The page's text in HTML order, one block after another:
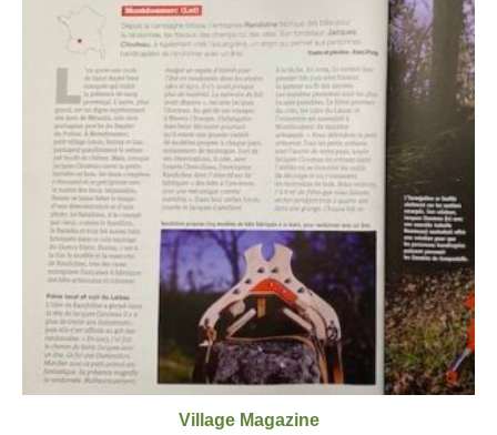
Village Magazine